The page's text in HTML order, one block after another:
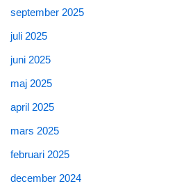
september 2025
juli 2025
juni 2025
maj 2025
april 2025
mars 2025
februari 2025
december 2024